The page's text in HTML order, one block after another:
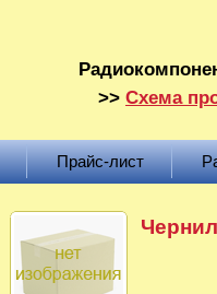
>> Схема
Прайс-лист